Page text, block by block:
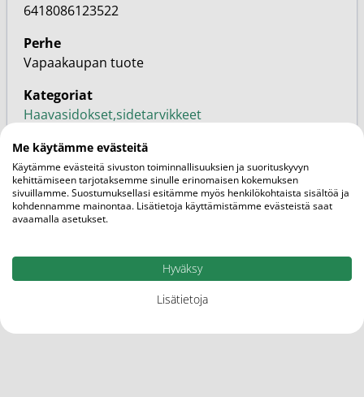
6418086123522
Perhe
Vapaakaupan tuote
Kategoriat
Haavasidokset,sidetarvikkeet
Apteekki
Tuotemerkit
Me käytämme evästeitä
Käytämme evästeitä sivuston toiminnallisuuksien ja suorituskyvyn
kehittämiseen tarjotaksemme sinulle erinomaisen kokemuksen
sivuillamme. Suostumuksellasi esitämme myös henkilökohtaista sisältöä ja
kohdennamme mainontaa. Lisätietoja käyttämistämme evästeistä saat
avaamalla asetukset.
Hyväksy
Lisätietoja